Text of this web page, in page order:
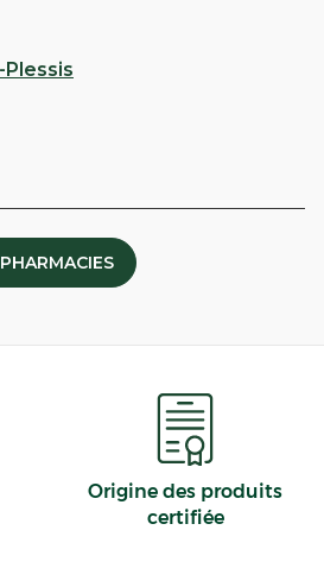
Origine des produits
certifiée